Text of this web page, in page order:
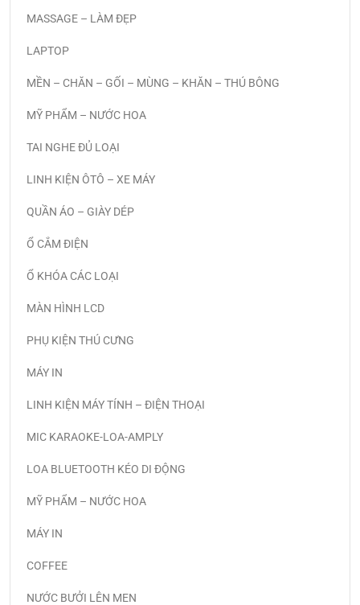
MASSAGE – LÀM ĐẸP
LAPTOP
MỀN – CHĂN – GỐI – MÙNG – KHĂN – THÚ BÔNG
MỸ PHẨM – NƯỚC HOA
TAI NGHE ĐỦ LOẠI
LINH KIỆN ÔTÔ – XE MÁY
QUẦN ÁO – GIÀY DÉP
Ổ CẮM ĐIỆN
Ổ KHÓA CÁC LOẠI
MÀN HÌNH LCD
PHỤ KIỆN THÚ CƯNG
MÁY IN
LINH KIỆN MÁY TÍNH – ĐIỆN THOẠI
MIC KARAOKE-LOA-AMPLY
LOA BLUETOOTH KÉO DI ĐỘNG
MỸ PHẨM – NƯỚC HOA
MÁY IN
COFFEE
NƯỚC BƯỞI LÊN MEN